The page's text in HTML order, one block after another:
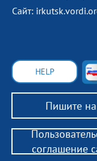
Сайт:
Пишите
HELP
соглашение